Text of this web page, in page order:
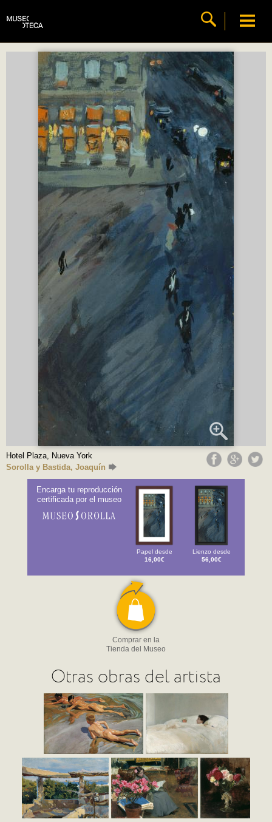
Hotel Plaza, Nueva York
Sorolla y Bastida, Joaquín
Encarga tu reproducción
certificada por el museo
Papel desde
16,00€
Lienzo desde
56,00€
Comprar en la
Tienda del Museo
Otras obras del artista